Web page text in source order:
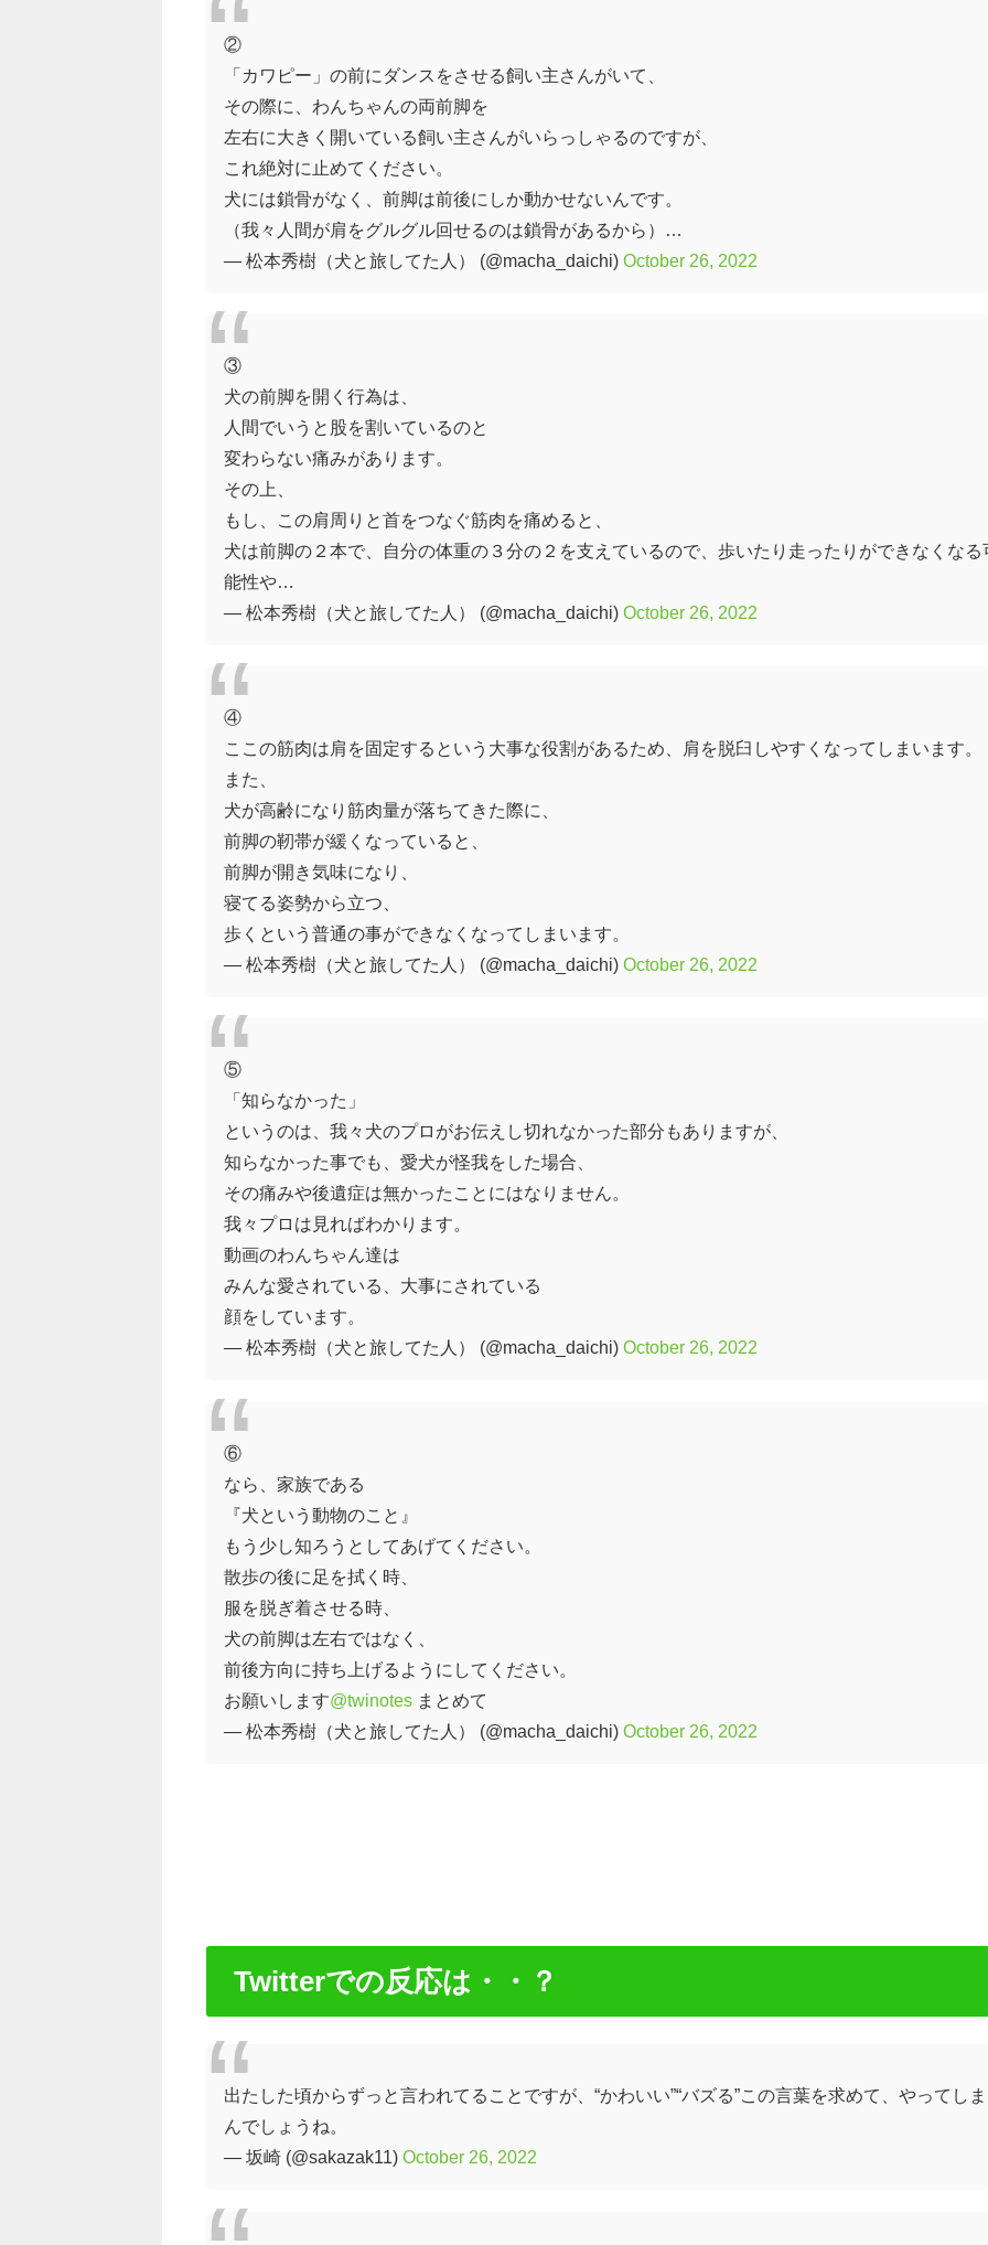
②
「カワピー」の前にダンスをさせる飼い主さんがいて、
その際に、わんちゃんの両前脚を
左右に大きく開いている飼い主さんがいらっしゃるのですが、
これ絶対に止めてください。
犬には鎖骨がなく、前脚は前後にしか動かせないんです。
（我々人間が肩をグルグル回せるのは鎖骨があるから）…
— 松本秀樹（犬と旅してた人） (@macha_daichi) October 26, 2022
③
犬の前脚を開く行為は、
人間でいうと股を割いているのと
変わらない痛みがあります。
その上、
もし、この肩周りと首をつなぐ筋肉を痛めると、
犬は前脚の２本で、自分の体重の３分の２を支えているので、歩いたり走ったりができなくなる
能性や…
— 松本秀樹（犬と旅してた人） (@macha_daichi) October 26, 2022
④
ここの筋肉は肩を固定するという大事な役割があるため、肩を脱臼しやすくなってしまいます。
また、
犬が高齢になり筋肉量が落ちてきた際に、
前脚の靭帯が緩くなっていると、
前脚が開き気味になり、
寝てる姿勢から立つ、
歩くという普通の事ができなくなってしまいます。
— 松本秀樹（犬と旅してた人） (@macha_daichi) October 26, 2022
⑤
「知らなかった」
というのは、我々犬のプロがお伝えし切れなかった部分もありますが、
知らなかった事でも、愛犬が怪我をした場合、
その痛みや後遺症は無かったことにはなりません。
我々プロは見ればわかります。
動画のわんちゃん達は
みんな愛されている、大事にされている
顔をしています。
— 松本秀樹（犬と旅してた人） (@macha_daichi) October 26, 2022
⑥
なら、家族である
『犬という動物のこと』
もう少し知ろうとしてあげてください。
散歩の後に足を拭く時、
服を脱ぎ着させる時、
犬の前脚は左右ではなく、
前後方向に持ち上げるようにしてください。
お願いします@twinotesまとめて
— 松本秀樹（犬と旅してた人） (@macha_daichi) October 26, 2022
Twitterでの反応は・・？
出たした頃からずっと言われてることですが、“かわいい”“バズる”この言葉を求めて、やってし
んでしょうね。
— 坂崎 (@sakazak11) October 26, 2022